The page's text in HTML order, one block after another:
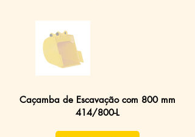
Caçamba de Escavação com 800 mm
414/800-L